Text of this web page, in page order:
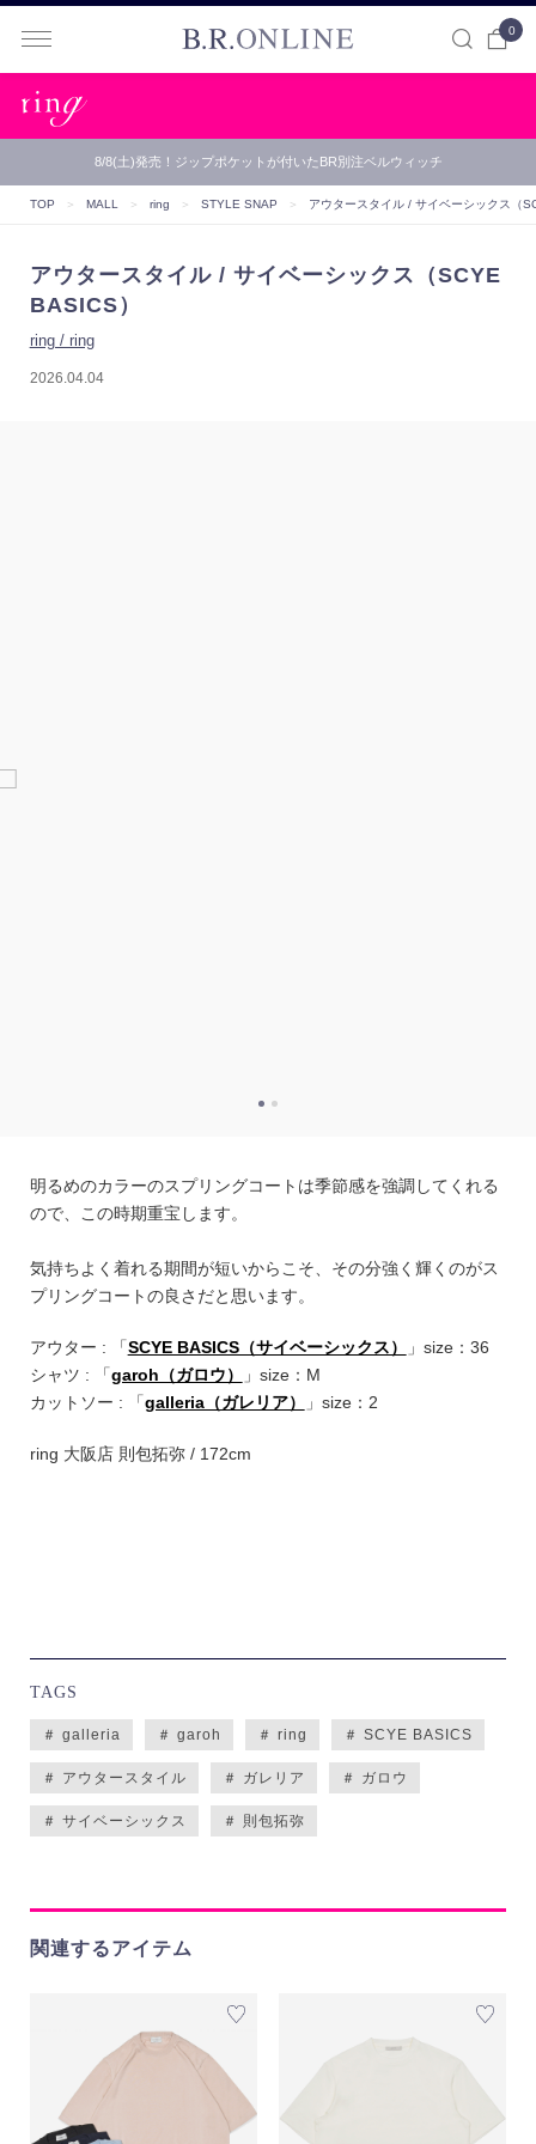
0
8/8(土)発売！ジップポケットが付いたBR別注ベルウィッチ
TOP ＞ MALL ＞ ring ＞ STYLE SNAP ＞ アウタースタイル / サイベーシックス（
アウタースタイル / サイベーシックス（SCYE
BASICS）
ring / ring
2026.04.04
明るめのカラーのスプリングコートは季節感を強調してくれる
ので、この時期重宝します。
気持ちよく着れる期間が短いからこそ、その分強く輝くのがス
プリングコートの良さだと思います。
アウター : 「SCYE BASICS（サイベーシックス）
」size：36
シャツ : 「garoh（ガロウ）
」size：M
カットソー : 「galleria（ガレリア） 」size：2
ring 大阪店 則包拓弥 / 172cm
TAGS
＃ galleria ＃ garoh ＃ ring ＃ SCYE BASICS
＃ アウタースタイル ＃ ガレリア ＃ ガロウ
＃ サイベーシックス ＃ 則包拓弥
関連するアイテム